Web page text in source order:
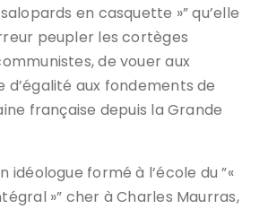
en casquette »” qu’elle
peupler les cortèges
de vouer aux
d’égalité aux fondements de
française depuis la Grande
idéologue formé à l’école du ”«
»” cher à Charles Maurras,